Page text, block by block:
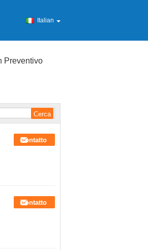
Italian
Preventivo
Contatto
Contatto